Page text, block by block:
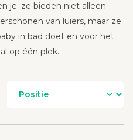
je: ze bieden niet alleen
van luiers, maar ze
in bad doet en voor het
op één plek.